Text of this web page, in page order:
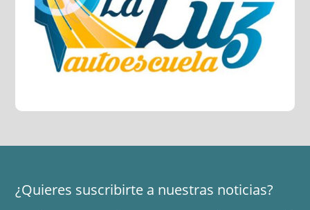
¿Quieres suscribirte a nuestras noticias?